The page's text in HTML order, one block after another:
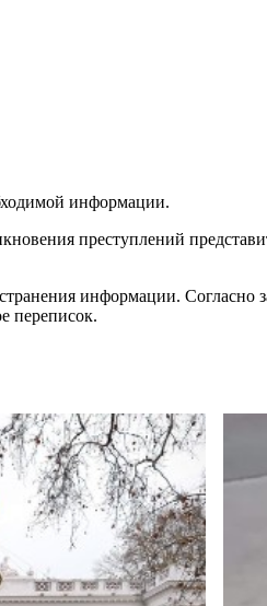
информации.
преступлений
информации. Согласно
переписок.